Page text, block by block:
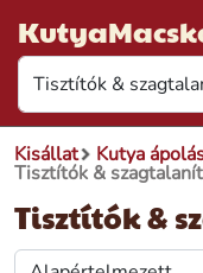
Kisállat Kutya
Tisztítók &
Tisztítók &